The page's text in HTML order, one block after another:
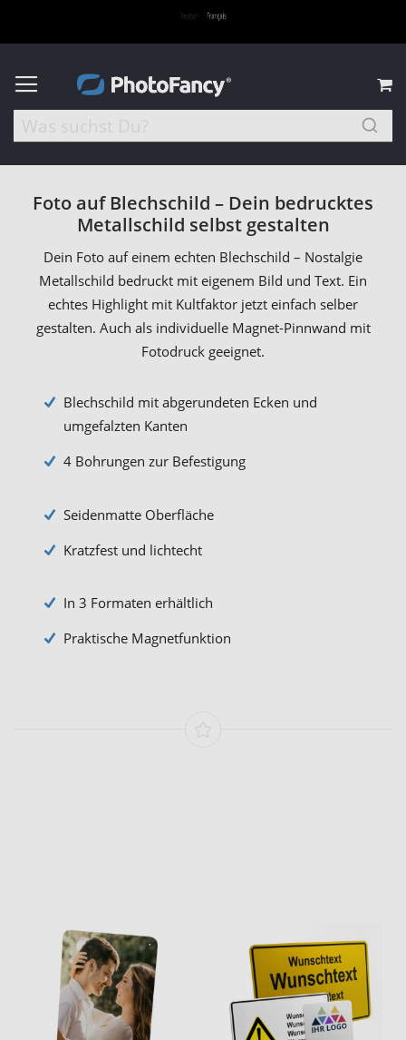
Foto auf Blechschild – Dein bedrucktes
Metallschild selbst gestalten
Dein Foto auf einem echten Blechschild – Nostalgie
Metallschild bedruckt mit eigenem Bild und Text. Ein
echtes Highlight mit Kultfaktor jetzt einfach selber
gestalten. Auch als individuelle Magnet-Pinnwand mit
Fotodruck geeignet.
Blechschild mit abgerundeten Ecken und
umgefalzten Kanten
4 Bohrungen zur Befestigung
Seidenmatte Oberfläche
Kratzfest und lichtecht
In 3 Formaten erhältlich
Praktische Magnetfunktion